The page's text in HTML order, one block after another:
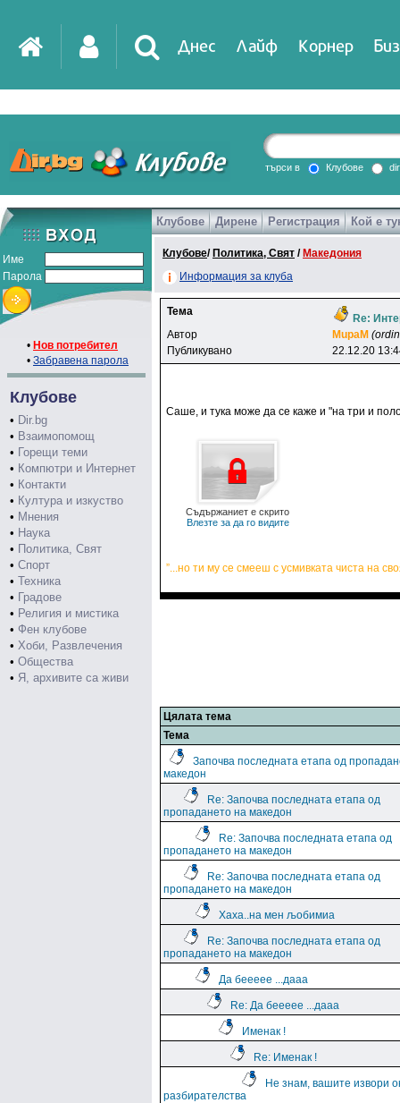
Днес Лайф Корнер
DirTV Impressio
Games
търси в Клубове
Име
Парола
• Нов потребител
• Забравена парола
Клубове
• Dir.bg
• Взаимопомощ
• Горещи теми
• Компютри и Интернет
• Контакти
• Култура и изкуство
• Мнения
• Наука
• Политика, Свят
• Спорт
• Техника
• Градове
• Религия и мистика
• Фен клубове
• Хоби, Развлечения
• Общества
• Я, архивите са живи
Клубове Дирене Регистрация Кой е
Клубове/ Политика, Свят / Македония
Информация за клуба
Тема
Re:
Автор
MupaM
Публикувано
22.12.20
Саше, и тука може да се каже и "на три и
Съдържаниет е скрито
Влезте за да го видите
”...но ти му се смееш с усмивката чиста на
Цялата тема
Тема
Започва последната етапа од
македон
Re: Започва последната етапа од
пропадането на македон
Re: Започва последната етапа од
пропадането на македон
Re: Започва последната етапа од
пропадането на македон
Хаха..на мен љобимиа
Re: Започва последната етапа од
пропадането на македон
Да беееее ...дааа
Re: Да беееее ...дааа
Именак !
Re: Именак !
Не знам, вашите извори
разбирателства